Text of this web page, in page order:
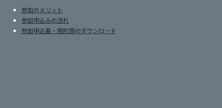
参加のメリット
参加申込みの流れ
参加申込書・規約類のダウンロード